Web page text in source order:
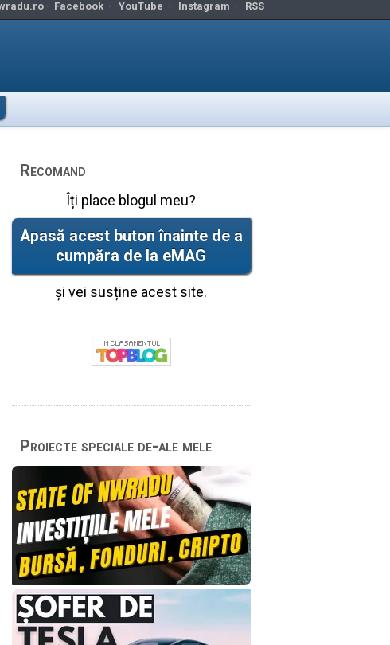
· Facebook· YouTube · Instagram · RSS
Recomand
Îți place blogul meu?
Apasă acest buton înainte de a
cumpăra de la eMAG
și vei susține acest site.
Proiecte speciale de-ale mele